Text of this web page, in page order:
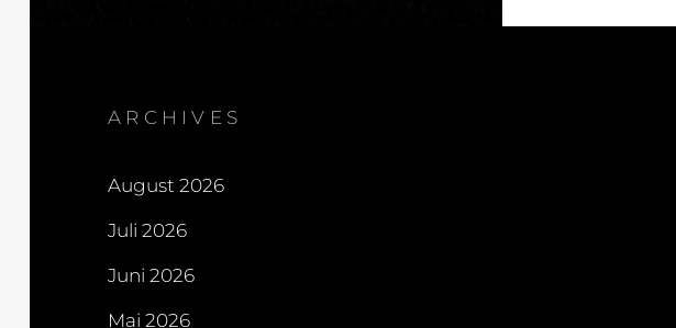
ARCHIVES
August 2026
Juli 2026
Juni 2026
Mai 2026